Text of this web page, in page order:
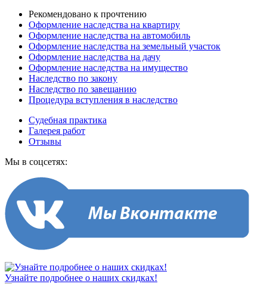
Рекомендовано к прочтению
Оформление наследства на квартиру
Оформление наследства на автомобиль
Оформление наследства на земельный участок
Оформление наследства на дачу
Оформление наследства на имущество
Наследство по закону
Наследство по завещанию
Процедура вступления в наследство
Судебная практика
Галерея работ
Отзывы
Мы в соцсетях:
Узнайте подробнее о наших скидках!